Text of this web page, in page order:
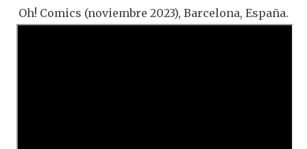
Oh! Comics (noviembre 2023), Barcelona, España.